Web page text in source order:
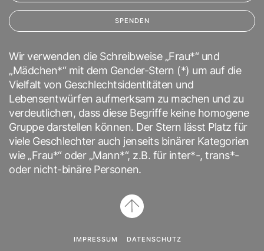
SPENDEN
Wir verwenden die Schreibweise „Frau*“ und
„Mädchen*“ mit dem Gender-Stern (*) um auf die
Vielfalt von Geschlechtsidentitäten und
Lebensentwürfen aufmerksam zu machen und zu
verdeutlichen, dass diese Begriffe keine homogene
Gruppe darstellen können. Der Stern lässt Platz für
viele Geschlechter auch jenseits binärer Kategorien
wie „Frau*“ oder „Mann*“, z.B. für inter*-, trans*-
oder nicht-binäre Personen.
IMPRESSUM DATENSCHUTZ